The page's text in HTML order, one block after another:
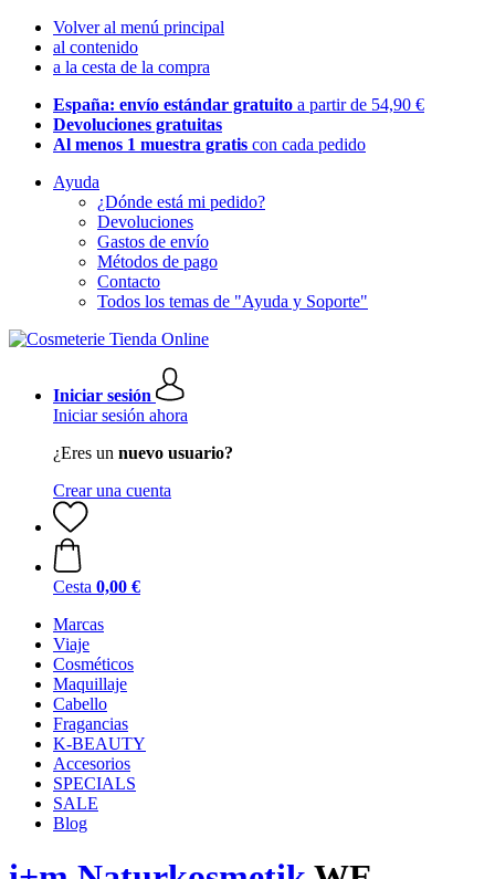
Volver al menú principal
al contenido
a la cesta de la compra
España: envío estándar gratuito a partir de 54,90 €
Devoluciones gratuitas
Al menos 1 muestra gratis con cada pedido
Ayuda
¿Dónde está mi pedido?
Devoluciones
Gastos de envío
Métodos de pago
Contacto
Todos los temas de "Ayuda y Soporte"
Iniciar sesión
Iniciar sesión ahora
¿Eres un nuevo usuario?
Crear una cuenta
Cesta 0,00 €
Marcas
Viaje
Cosméticos
Maquillaje
Cabello
Fragancias
K-BEAUTY
Accesorios
SPECIALS
SALE
Blog